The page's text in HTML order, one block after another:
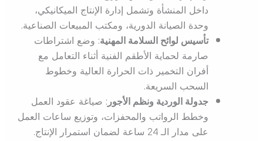
داخل المنشأة وتشمل إدارة الإنتاج الميكانيكي،
وحدة الصيانة الدورية، ومكتب المبيعات الصناعية.
تأسيس لوائح السلامة المهنية: وضع اشتراطات
صارمة لحماية الأطقم الفنية أثناء التعامل مع
أفران التخمير ذات الحرارة العالية وخطوط
السحب السريعة.
جدولة الوردية ونظم الأجور: صياغة عقود العمل
وخطط الرواتب والمحفزات، وتوزيع ساعات العمل
على مدار الـ 24 ساعة لضمان استمرار الإنتاج.